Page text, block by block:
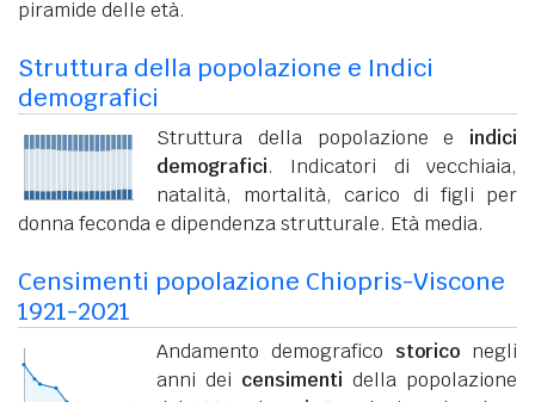
piramide delle età.
Struttura della popolazione e Indici
demografici
Struttura della popolazione e indici
demografici. Indicatori di vecchiaia,
natalità, mortalità, carico di figli per
donna feconda e dipendenza strutturale. Età media.
Censimenti popolazione Chiopris-Viscone
1921-2021
Andamento demografico storico negli
anni dei censimenti della popolazione